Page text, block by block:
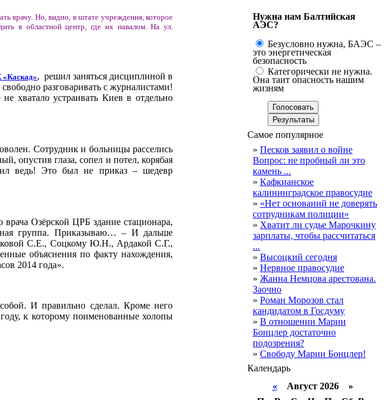
врачу. Но, видно, в штате учреждения, которое
в областной центр, где их навалом. На ул.
«Каскад», решил заняться дисциплиной в
разговаривать с журналистами!
хватало устраивать Киев в отдельно
Сотрудник и больницы расселись
опустив глаза, сопел и потел, корябая
ведь! Это был не приказ – шедевр
врача Озёрской ЦРБ здание стационара,
группа. Приказываю… – И дальше
С.Е., Соцкому Ю.Н., Ардакой С.Г.,
объяснения по факту нахождения,
2014 года».
И правильно сделал. Кроме него
к которому поименованные холопы
Нужна нам Балтийская
АЭС?
Безусловно нужна, БАЭС –
это энергетическая
безопасность
Категорически не нужна.
Она таит опасность нашим
жизням
Самое популярное
» Песков заявил о войне
Вопрос: не пробный ли это
камень ...
» Кафкианское
калининградское правосудие
» «Нет оснований не доверять
сотрудникам полиции»
» Хватит ли судье Марочкину
зарплаты, чтобы рассчитаться
...
» Высоцкий сегодня
» Нервное правосудие
» Жанна Немцова арестована.
Заочно
» Роман Морозов стал
кандидатом в Госдуму
» В отношении Марии
Бонцлер достаточно
подозрения?
» Свободу Марии Бонцлер!
Календарь
«Август 2026 »